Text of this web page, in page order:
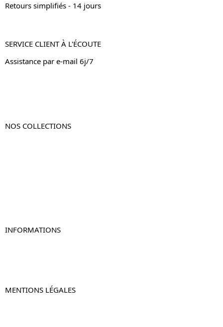
Retours simplifiés - 14 jours
SERVICE CLIENT À L'ÉCOUTE
Assistance par e-mail 6j/7
NOS COLLECTIONS
INFORMATIONS
MENTIONS LÉGALES